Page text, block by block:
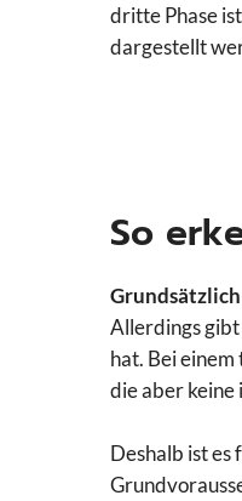
dritte Phase
dargestellt
So
Allerdings gibt
hat. Bei
die aber keine
Deshalb ist es